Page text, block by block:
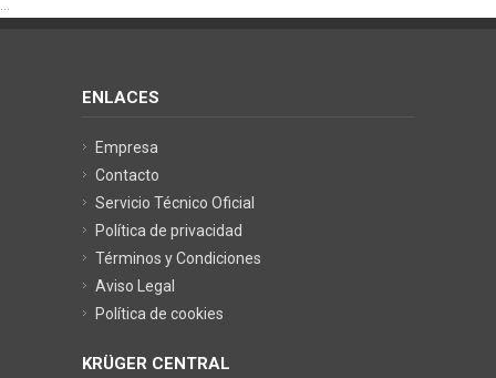
ENLACES
Empresa
Contacto
Servicio Técnico Oficial
Política de privacidad
Términos y Condiciones
Aviso Legal
Política de cookies
KRÜGER CENTRAL